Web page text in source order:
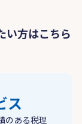
い方はこちら
ス
のある税理